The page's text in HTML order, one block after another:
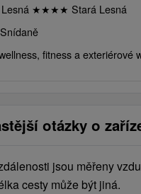
★★★★ Stará Lesná
Snídaně
fitness a exteriérové
otázky o
jsou měřeny
cesty může být jiná.